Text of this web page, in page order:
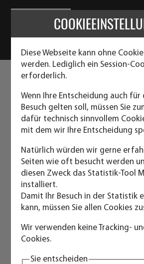
Diese Webseite kann ohne
werden. Lediglich ein Session-
erforderlich.
Wenn Ihre Entscheidung auch für
Besuch gelten soll, müssen Sie
dafür technisch sinnvollem
mit dem wir Ihre Entscheidung
Natürlich würden wir gerne
Seiten wie oft besucht werden
diesen Zweck das Statistik-Tool
installiert.
Damit Ihr Besuch in der Statistik
kann, müssen Sie allen Cookies
Wir verwenden keine Tracking-
Cookies.
Sie entscheiden
BCS CONTAINERSYSTEM IHR
GROSSHÄNDLER FÜR
AUZÄUNE
Mobilzäune zur Absicherung von
Veranstaltungen
Bitte beachten Sie, dass wir Ihnen
komplette LKW-Ladungen (ca. 66
können.
örtlichen Baustoffhändler.